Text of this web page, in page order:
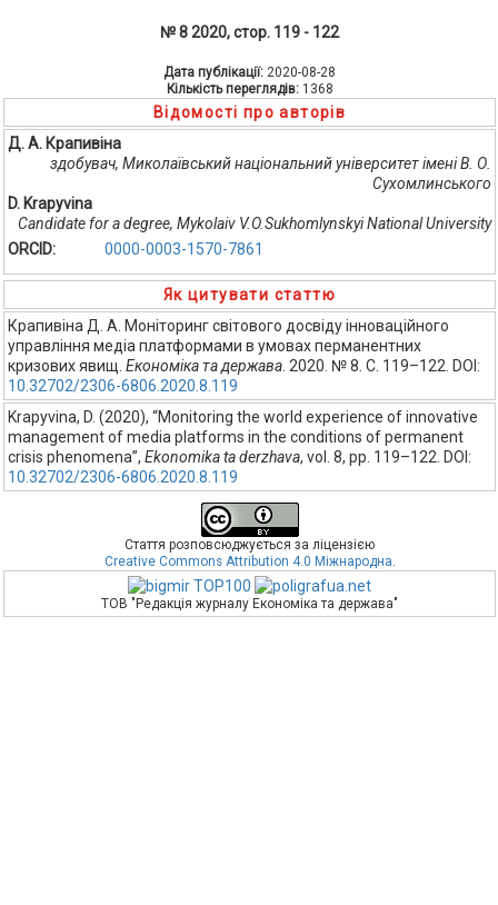
№ 8 2020, стор. 119 - 122
Дата публікації: 2020-08-28
Кількість переглядів: 1368
Відомості про авторів
Д. А. Крапивіна
здобувач, Миколаївський національний університет імені В. О.
Сухомлинського
D. Krapyvina
Сandidate for a degree, Mykolaiv V.O.Sukhomlynskyi National University
ORCID:
0000-0003-1570-7861
Як цитувати статтю
Крапивіна Д. А. Моніторинг світового досвіду інноваційного
управління медіа платформами в умовах перманентних
кризових явищ. Економіка та держава . 2020. № 8. С. 119–122. DOI:
10.32702/2306-6806.2020.8.119
Krapyvina, D. (2020), “Monitoring the world experience of innovative
management of media platforms in the conditions of permanent
crisis phenomena”, Ekonomika ta derzhava, vol. 8, pp. 119–122. DOI:
10.32702/2306-6806.2020.8.119
Стаття розповсюджується за ліцензією
Creative Commons Attribution 4.0 Міжнародна
ТОВ "Редакція журналу Економіка та держава"